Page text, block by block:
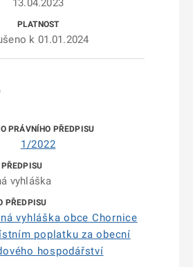
13.04.2023
k 01.01.2024
1/2022
vyhláška
vyhláška obce Chornice
poplatku za obecní
hospodářství